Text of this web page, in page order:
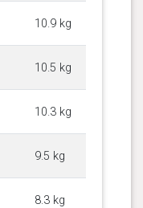
10.9 kg
10.5 kg
10.3 kg
9.5 kg
8.3 kg